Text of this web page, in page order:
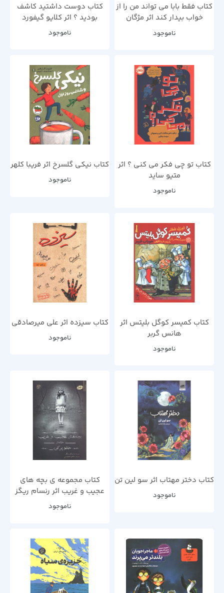
کتاب فقط بابا می تواند من را از
خواب بیدار کند اثر مژگان
بابامرندی
ناموجود
کتاب دوست داشتید کاشف
بودید ؟ اثر کلایو گیفورد
ناموجود
کتاب تو چی فکر می کنی ؟ اثر
متیو ساید
ناموجود
کتاب نیکی گلسرخ اثر فریبا کلهر
ناموجود
کتاب کمیسر کوگل بلیتس اثر
هانس گربر
ناموجود
کتاب سیزده اثر علی میرصادقی
ناموجود
کتاب دختر مهتاب اثر سو لین تن
ناموجود
کتاب مجموعه ی بچه های
عجیب و غریب اثر رنسام ریگز
ناموجود